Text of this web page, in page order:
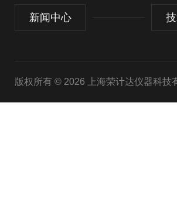
新闻中心
版权所有 © 2026 上海荣计达仪器科技